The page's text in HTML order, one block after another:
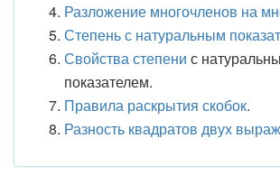
Разложение многочленов на
Степень с натуральным
Свойства степени с
показателем.
Правила раскрытия скобок.
Разность квадратов двух